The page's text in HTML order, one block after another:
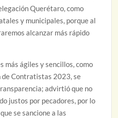
Querétaro, como
y municipales, porque al
alcanzar más rápido
más ágiles y sencillos, como
de Contratistas 2023, se
advirtió que no
justos por pecadores, por lo
se sancione a las